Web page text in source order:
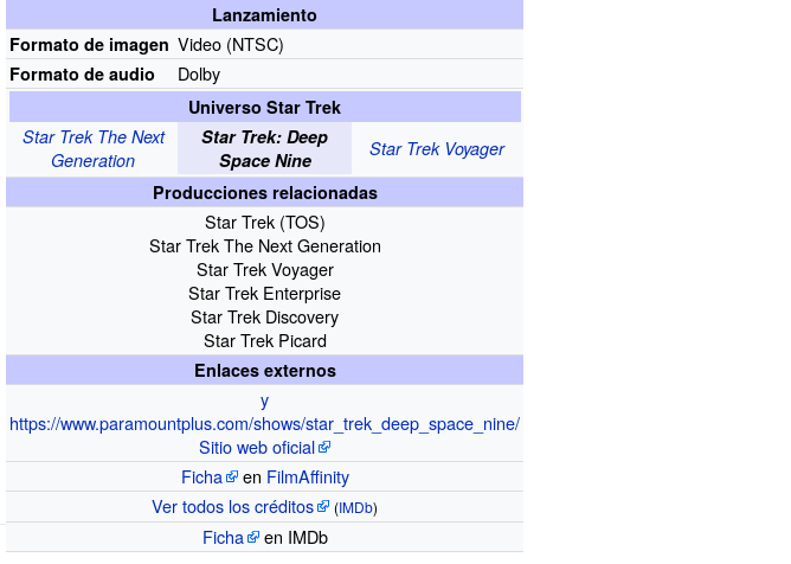
Lanzamiento
Formato de imagen Video (NTSC)
Formato de audio Dolby
Universo Star Trek
Star Trek The Next
Generation
Star Trek: Deep
Space Nine
Star Trek Voyager
Producciones relacionadas
Star Trek (TOS)
Star Trek The Next Generation
Star Trek Voyager
Star Trek Enterprise
Star Trek Discovery
Star Trek Picard
Enlaces externos
y
https://www.paramountplus.com/shows/star_trek_deep_space_nine/
Sitio web oficial
Ficha
en FilmAffinity
Ver todos los créditos
(IMDb)
Ficha en IMDb